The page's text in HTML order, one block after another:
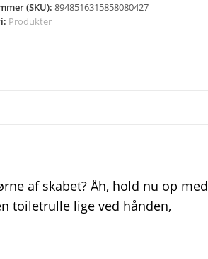
(SKU):8948516315858080427
Produkter
af skabet? Åh, hold nu op med
toiletrulle lige ved hånden,